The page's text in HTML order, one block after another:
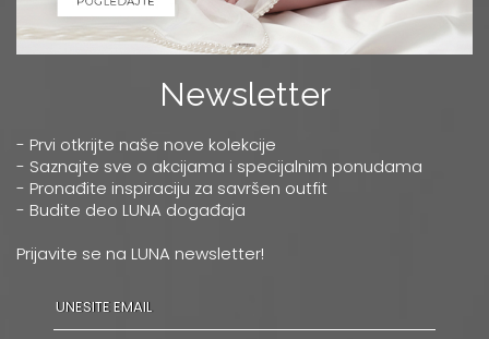
Newsletter
- Prvi otkrijte naše nove kolekcije
- Saznajte sve o akcijama i specijalnim ponudama
- Pronađite inspiraciju za savršen outfit
- Budite deo LUNA događaja
Prijavite se na LUNA newsletter!